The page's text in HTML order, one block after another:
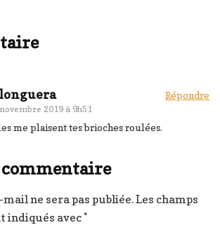
2019 à 9h51
Répondre
me plaisent tes brioches roulées.
ne sera pas publiée.Les champs
indiqués avec*